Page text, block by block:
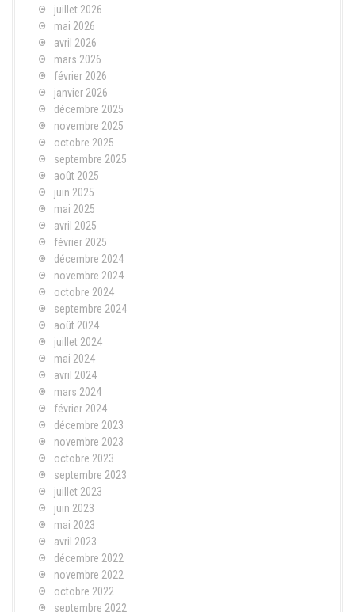
juillet 2026
mai 2026
avril 2026
mars 2026
février 2026
janvier 2026
décembre 2025
novembre 2025
octobre 2025
septembre 2025
août 2025
juin 2025
mai 2025
avril 2025
février 2025
décembre 2024
novembre 2024
octobre 2024
septembre 2024
août 2024
juillet 2024
mai 2024
avril 2024
mars 2024
février 2024
décembre 2023
novembre 2023
octobre 2023
septembre 2023
juillet 2023
juin 2023
mai 2023
avril 2023
décembre 2022
novembre 2022
octobre 2022
septembre 2022